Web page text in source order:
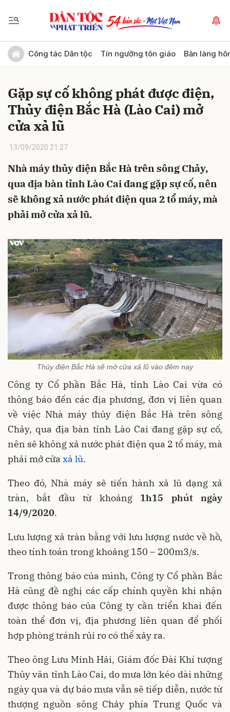
Công tác Dân tộc Tín ngưỡng tôn giáo Bản làng
Gặp sự cố không phát được điện,
Thủy điện Bắc Hà (Lào Cai) mở
cửa xả lũ
13/09/2020 21:27
Nhà máy thủy điện Bắc Hà trên sông Chảy,
qua địa bàn tỉnh Lào Cai đang gặp sự cố, nên
sẽ không xả nước phát điện qua 2 tổ máy, mà
phải mở cửa xả lũ.
Thủy điện Bắc Hà sẽ mở cửa xả lũ vào đêm nay
Công ty Cổ phần Bắc Hà, tỉnh Lào Cai vừa có
thông báo đến các địa phương, đơn vị liên quan
về việc Nhà máy thủy điện Bắc Hà trên sông
Chảy, qua địa bàn tỉnh Lào Cai đang gặp sự cố,
nên sẽ không xả nước phát điện qua 2 tổ máy, mà
phải mở cửa xả lũ.
Theo đó, Nhà máy sẽ tiến hành xả lũ dạng xả
tràn, bắt đầu từ khoảng 1h15 phút ngày
14/9/2020.
Lưu lượng xả tràn bằng với lưu lượng nước về hồ,
theo tính toán trong khoảng 150 – 200m3/s.
Trong thông báo của mình, Công ty Cổ phần Bắc
Hà cũng đề nghị các cấp chính quyền khi nhận
được thông báo của Công ty cần triển khai đến
toàn thể đơn vị, địa phương liên quan để phối
hợp phòng tránh rủi ro có thể xảy ra.
Theo ông Lưu Minh Hải, Giám đốc Đài Khí tượng
Thủy văn tỉnh Lào Cai, do mưa lớn kéo dài những
ngày qua và dự báo mưa vẫn sẽ tiếp diễn, nước từ
thượng nguồn sông Chảy phía Trung Quốc và
Gửi bình luận